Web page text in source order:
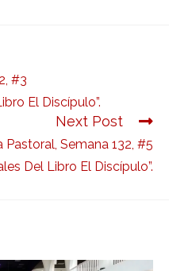
#3
El Discípulo”.
Next Post
Pastoral, Semana 132, #5
Del Libro El Discípulo”.